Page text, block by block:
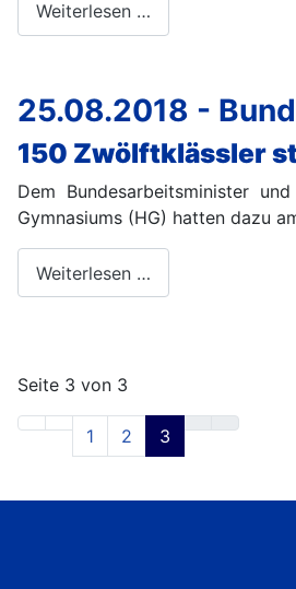
Weiterlesen …
25.08.2018 -
150 Zwölftklässler
Dem Bundesarbeitsminister
Gymnasiums (HG) hatten dazu
Weiterlesen …
Seite 3 von 3
1 2 3